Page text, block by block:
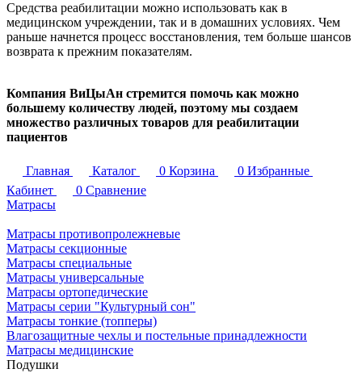
Средства реабилитации можно использовать как в
медицинском учреждении, так и в домашних условиях. Чем
раньше начнется процесс восстановления, тем больше шансов
возврата к прежним показателям.
Компания ВиЦыАн стремится помочь как можно
большему количеству людей, поэтому мы создаем
множество различных товаров для реабилитации
пациентов
Главная Каталог 0 Корзина 0 Избранные
Кабинет
0 Сравнение
Матрасы
Матрасы противопролежневые
Матрасы секционные
Матрасы специальные
Матрасы универсальные
Матрасы ортопедические
Матрасы серии "Культурный сон"
Матрасы тонкие (топперы)
Влагозащитные чехлы и постельные принадлежности
Матрасы медицинские
Подушки